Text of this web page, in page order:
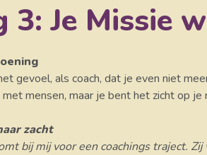
3: Je Missie
gevoel, als coach, dat je even niet
mensen, maar je bent het zicht op
zacht
bij mij voor een coachings traject.